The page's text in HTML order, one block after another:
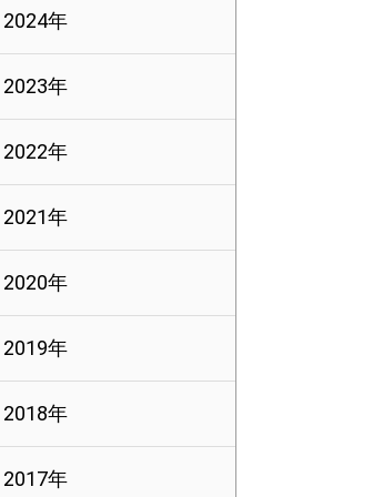
2024年
2023年
2022年
2021年
2020年
2019年
2018年
2017年